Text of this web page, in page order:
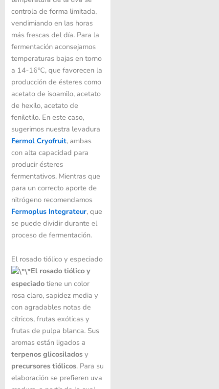
controla de forma limitada,
vendimiando en las horas
más frescas del día. Para la
fermentación aconsejamos
temperaturas bajas en torno
a 14-16°C, que favorecen la
producción de ésteres como
acetato de isoamilo, acetato
de hexilo, acetato de
feniletilo. En este caso,
sugerimos nuestra levadura
Fermol Cryofruit, ambas
con alta capacidad para
producir ésteres
fermentativos. Mientras que
para un correcto aporte de
nitrógeno recomendamos
Fermoplus Integrateur, que
se puede dividir durante el
proceso de fermentación.
El rosado tiólico y especiado
El rosado tiólico y
especiadotiene un color
rosa claro, sapidez media y
con agradables notas de
cítricos, frutas exóticas y
frutas de pulpa blanca. Sus
aromas están ligados a
terpenos glicosiladosy
precursores tiólicos. Para su
elaboración se prefieren uva